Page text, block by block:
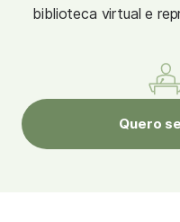
biblioteca virtual e
Quero